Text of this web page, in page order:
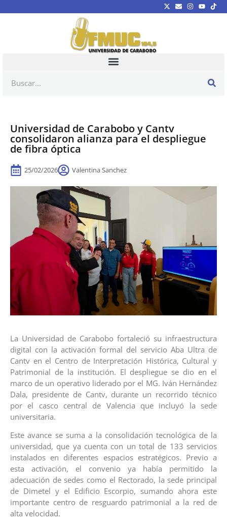
Universidad de Carabobo y Cantv
consolidaron alianza para el despliegue
de fibra óptica
25/02/2026 Valentina Sanchez
La Universidad de Carabobo fortaleció su infraestructura
digital con la activación formal del servicio Aba Ultra de
Cantv en el Centro de Interpretación Histórica, Cultural y
Patrimonial de la institución. El despliegue se dio en el
marco de un operativo liderado por el MG. Iván Hernández
Dala, presidente de Cantv, durante un recorrido técnico
por el casco central de Valencia que incluyó la sede
universitaria.
Este avance se suma a la consolidación tecnológica de la
universidad, que ya cuenta con un total de 133 servicios
instalados en diferentes espacios estratégicos. Previo a
esta activación, el convenio ya había permitido la
adecuación de sedes como el Rectorado, la sede principal
de Dimetel y el Edificio Escorpio, sumando ahora este
importante centro de resguardo patrimonial a la red de
alta velocidad.